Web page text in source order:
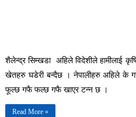
शैलेन्द्र सिम्खडा अहिले विदेशीले हामीलाई
खेतहरु घडेरी बन्दैछ । नेपालीहरु अहिले के
फूल्छ गफै फल्छ गफै खाएर टन्न छ ।
Read More »